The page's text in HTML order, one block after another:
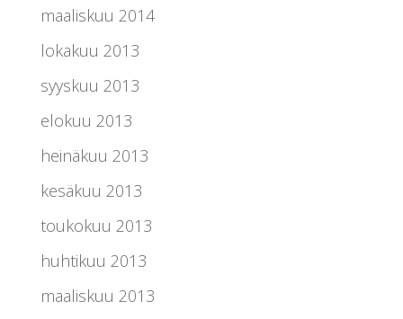
maaliskuu 2014
lokakuu 2013
syyskuu 2013
elokuu 2013
heinäkuu 2013
kesäkuu 2013
toukokuu 2013
huhtikuu 2013
maaliskuu 2013